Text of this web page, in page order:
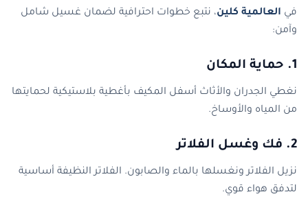
في العالمية كلين، نتبع خطوات احترافية لضمان غسيل شامل
وآمن:
1. حماية المكان
نغطي الجدران والأثاث أسفل المكيف بأغطية بلاستيكية لحمايتها
من المياه والأوساخ.
2. فك وغسل الفلاتر
نزيل الفلاتر ونغسلها بالماء والصابون. الفلاتر النظيفة أساسية
لتدفق هواء قوي.